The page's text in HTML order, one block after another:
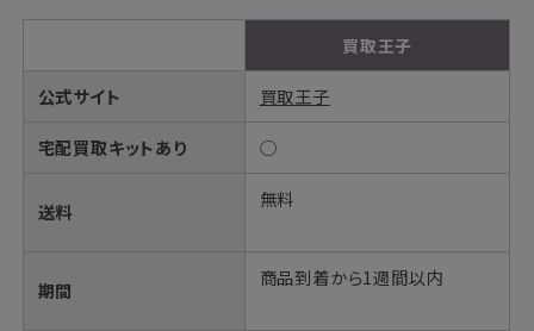
買取王子
公式サイト 買取王子
宅配買取キットあり ◯
送料
無料
期間
商品到着から1週間以内